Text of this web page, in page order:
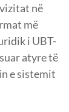
në
më
i UBT-
atyre të
e sistemit